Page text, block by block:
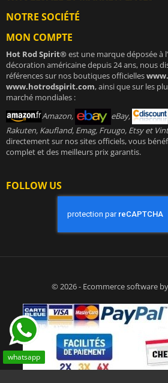
NOTRE SOCIÉTÉ
MON COMPTE
Hot Rod Spirit®est une marque déposée à
décoration américaine depuis 24 ans, nous
références sur nos boutiques officielles
www.hotrodspirit.com, ainsi que sur les
marché mondiales :
Amazon,
eBay,
Rakuten, Kaufland, Emag, Fruugo, Etsy et
directement sur nos sites officiels, vous
complet et des meilleurs prix garantis.
FOLLOW US
whatsapp
© 2026 - Ecommerce software